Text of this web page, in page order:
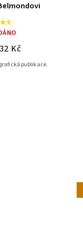
Kč
publikace.